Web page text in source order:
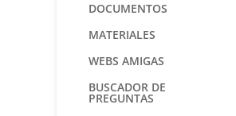
DOCUMENTOS
MATERIALES
WEBS AMIGAS
BUSCADOR DE
PREGUNTAS